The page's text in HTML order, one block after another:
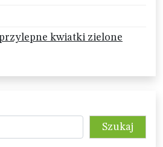
kwiatki zielone
Szukaj